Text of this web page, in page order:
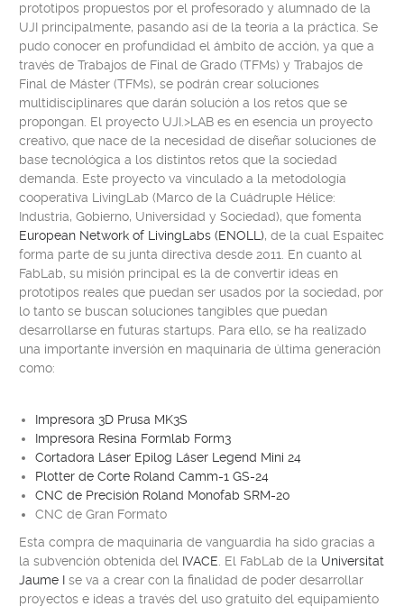
prototipos propuestos por el profesorado y alumnado de la
UJI principalmente, pasando así de la teoría a la práctica. Se
pudo conocer en profundidad el ámbito de acción, ya que a
través de Trabajos de Final de Grado (TFMs) y Trabajos de
Final de Máster (TFMs), se podrán crear soluciones
multidisciplinares que darán solución a los retos que se
propongan. El proyecto UJI.>LAB es en esencia un proyecto
creativo, que nace de la necesidad de diseñar soluciones de
base tecnológica a los distintos retos que la sociedad
demanda. Este proyecto va vinculado a la metodología
cooperativa LivingLab (Marco de la Cuádruple Hélice:
Industria, Gobierno, Universidad y Sociedad), que fomenta
European Network of LivingLabs (ENOLL), de la cual Espaitec
forma parte de su junta directiva desde 2011. En cuanto al
FabLab, su misión principal es la de convertir ideas en
prototipos reales que puedan ser usados por la sociedad, por
lo tanto se buscan soluciones tangibles que puedan
desarrollarse en futuras startups. Para ello, se ha realizado
una importante inversión en maquinaria de última generación
como:
Impresora 3D Prusa MK3S
Impresora Resina Formlab Form3
Cortadora Láser Epilog Láser Legend Mini 24
Plotter de Corte Roland Camm-1 GS-24
CNC de Precisión Roland Monofab SRM-20
CNC de Gran Formato
Esta compra de maquinaria de vanguardia ha sido gracias a
la subvención obtenida del IVACE . El FabLab de la Universitat
Jaume I se va a crear con la finalidad de poder desarrollar
proyectos e ideas a través del uso gratuito del equipamiento